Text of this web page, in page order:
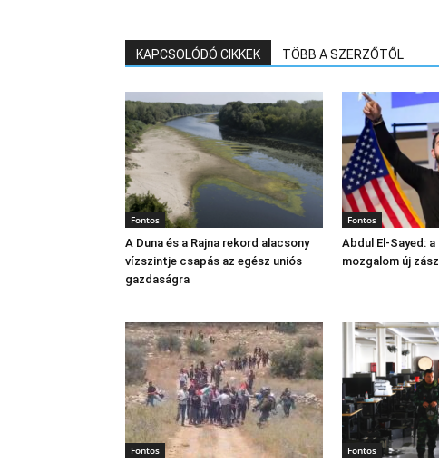
KAPCSOLÓDÓ CIKKEK TÖBB A SZERZŐTŐL
Fontos
A Duna és a Rajna rekord alacsony
vízszintje csapás az egész uniós
gazdaságra
Fontos
Abdul El‑Sayed:
mozgalom új
Fontos Fontos